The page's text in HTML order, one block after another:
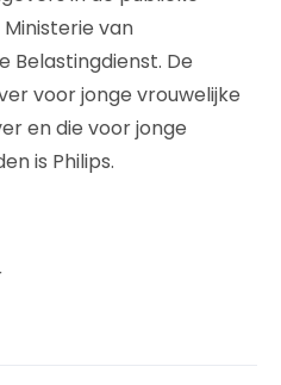
van
Belastingdienst. De
voor jonge vrouwelijke
en die voor jonge
is Philips.